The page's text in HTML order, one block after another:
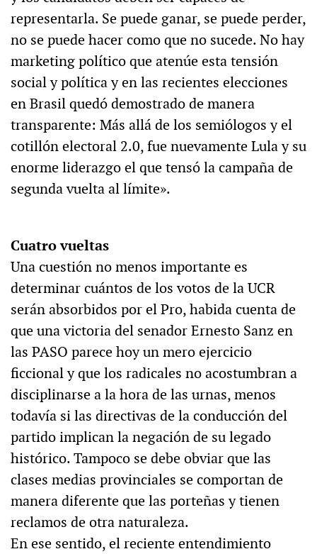
representarla. Se puede ganar, se puede perder,
no se puede hacer como que no sucede. No hay
marketing político que atenúe esta tensión
social y política y en las recientes elecciones
en Brasil quedó demostrado de manera
transparente: Más allá de los semiólogos y el
cotillón electoral 2.0, fue nuevamente Lula y su
enorme liderazgo el que tensó la campaña de
segunda vuelta al límite».
Cuatro vueltas
Una cuestión no menos importante es
determinar cuántos de los votos de la UCR
serán absorbidos por el Pro, habida cuenta de
que una victoria del senador Ernesto Sanz en
las PASO parece hoy un mero ejercicio
ficcional y que los radicales no acostumbran a
disciplinarse a la hora de las urnas, menos
todavía si las directivas de la conducción del
partido implican la negación de su legado
histórico. Tampoco se debe obviar que las
clases medias provinciales se comportan de
manera diferente que las porteñas y tienen
reclamos de otra naturaleza.
En ese sentido, el reciente entendimiento